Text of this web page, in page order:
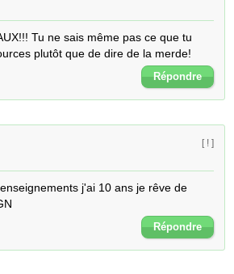
Tu ne sais même pas ce que tu
plutôt que de dire de la merde!
Répondre
[ ! ]
j'ai 10 ans je rêve de
Répondre